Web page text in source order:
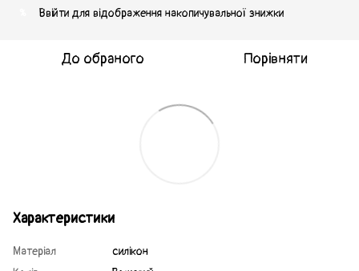
Ввійти для відображення накопичувальної знижки
До обраного Порівняти
Характеристики
Матеріал
силікон